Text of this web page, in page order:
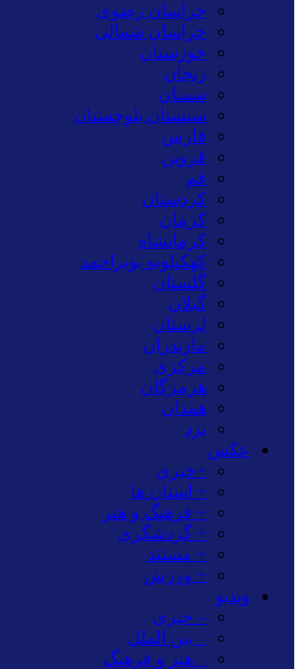
خراسان رضوی
خراسان شمالی
خوزستان
زنجان
سمنان
سیستان بلوچستان
فارس
قزوین
قم
کردستان
کرمان
کرمانشاه
کهکیلویه بویراحمد
گلستان
گیلان
لرستان
مازندران
مرکزی
هرمزگان
همدان
یزد
عکس
+خبری
+ استان ها
+ فرهنگ و هنر
+ گردشگری
+ مستند
+ ورزش
ویدیو
– خبری
_ بین الملل
_ هنر و فرهنگ